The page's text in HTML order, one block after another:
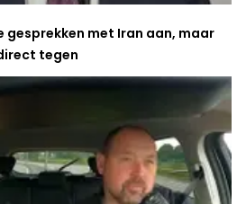
gesprekken met Iran aan, maar
tegen